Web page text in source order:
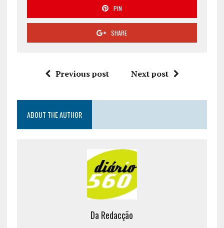
PIN
SHARE
Previous post Next post
ABOUT THE AUTHOR
Da Redacção